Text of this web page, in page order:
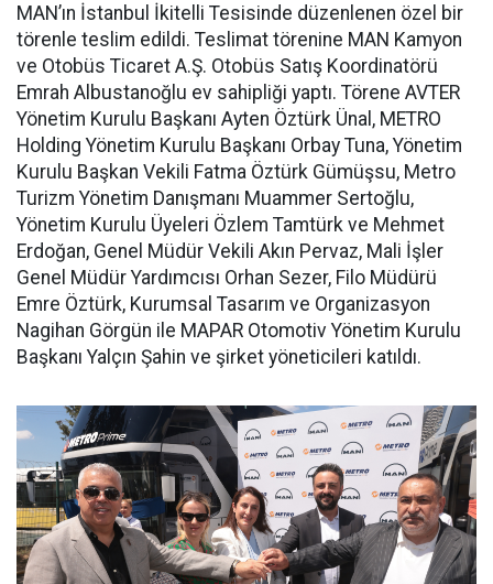
MAN’ın İstanbul İkitelli Tesisinde düzenlenen özel bir
törenle teslim edildi. Teslimat törenine MAN Kamyon
ve Otobüs Ticaret A.Ş. Otobüs Satış Koordinatörü
Emrah Albustanoğlu ev sahipliği yaptı. Törene AVTER
Yönetim Kurulu Başkanı Ayten Öztürk Ünal, METRO
Holding Yönetim Kurulu Başkanı Orbay Tuna, Yönetim
Kurulu Başkan Vekili Fatma Öztürk Gümüşsu, Metro
Turizm Yönetim Danışmanı Muammer Sertoğlu,
Yönetim Kurulu Üyeleri Özlem Tamtürk ve Mehmet
Erdoğan, Genel Müdür Vekili Akın Pervaz, Mali İşler
Genel Müdür Yardımcısı Orhan Sezer, Filo Müdürü
Emre Öztürk, Kurumsal Tasarım ve Organizasyon
Nagihan Görgün ile MAPAR Otomotiv Yönetim Kurulu
Başkanı Yalçın Şahin ve şirket yöneticileri katıldı.